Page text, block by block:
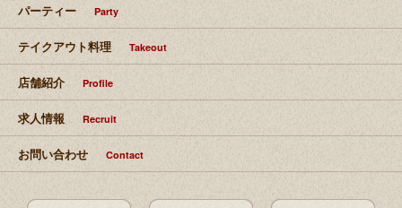
パーティー Party
テイクアウト料理 Takeout
店舗紹介 Profile
求人情報 Recruit
お問い合わせ Contact